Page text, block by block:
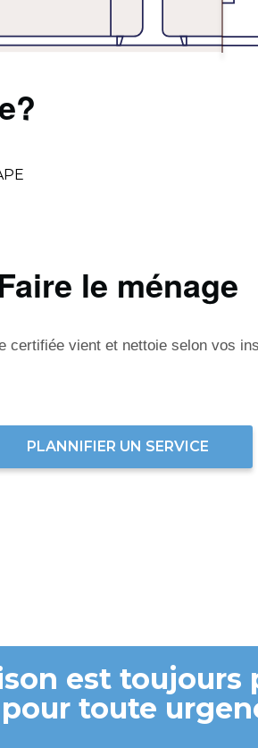
le ménage
certifiée vient et nettoie selon vos
PLANNIFIER UN SERVICE
est toujours
toute